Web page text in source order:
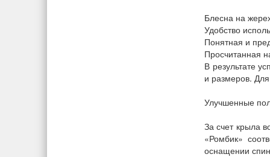
Блесна на
Удобство
Понятная и
Просчитанная
В результате
и размеров.
Улучшенные
За счет крыла
«Ромбик»
оснащении